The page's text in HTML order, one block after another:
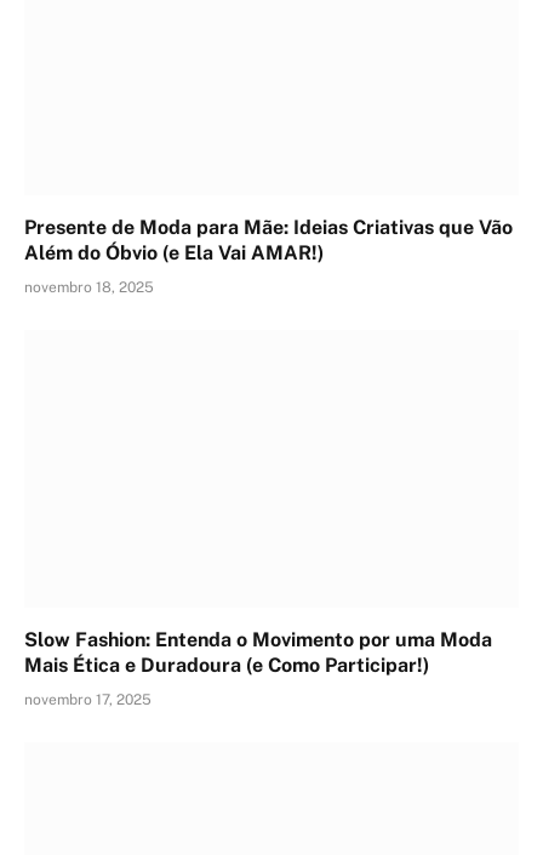
Presente de Moda para Mãe: Ideias Criativas que Vão
Além do Óbvio (e Ela Vai AMAR!)
novembro 18, 2025
Slow Fashion: Entenda o Movimento por uma Moda
Mais Ética e Duradoura (e Como Participar!)
novembro 17, 2025